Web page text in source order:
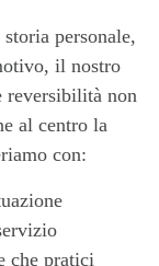
personale,
il nostro
reversibilità non
al centro la
con:
che pratici